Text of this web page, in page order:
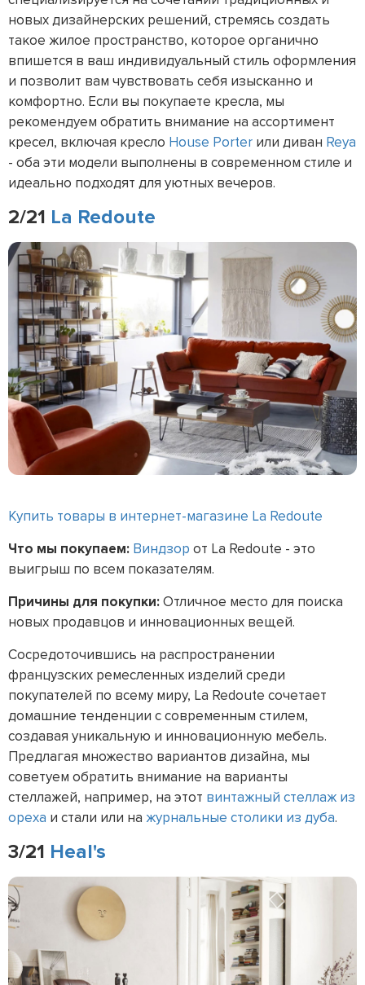
новых дизайнерских решений, стремясь создать
такое жилое пространство, которое органично
впишется в ваш индивидуальный стиль оформления
и позволит вам чувствовать себя изысканно и
комфортно. Если вы покупаете кресла, мы
рекомендуем обратить внимание на ассортимент
кресел, включая кресло House Porter или диван Reya
- оба эти модели выполнены в современном стиле и
идеально подходят для уютных вечеров.
2/21 La Redoute
Купить товары в интернет-магазине La Redoute
Что мы покупаем: Виндзор от La Redoute - это
выигрыш по всем показателям.
Причины для покупки:Отличное место для поиска
новых продавцов и инновационных вещей.
Сосредоточившись на распространении
французских ремесленных изделий среди
покупателей по всему миру, La Redoute сочетает
домашние тенденции с современным стилем,
создавая уникальную и инновационную мебель.
Предлагая множество вариантов дизайна, мы
советуем обратить внимание на варианты
стеллажей, например, на этот винтажный стеллаж из
ореха и стали или на журнальные столики из дуба.
3/21 Heal's